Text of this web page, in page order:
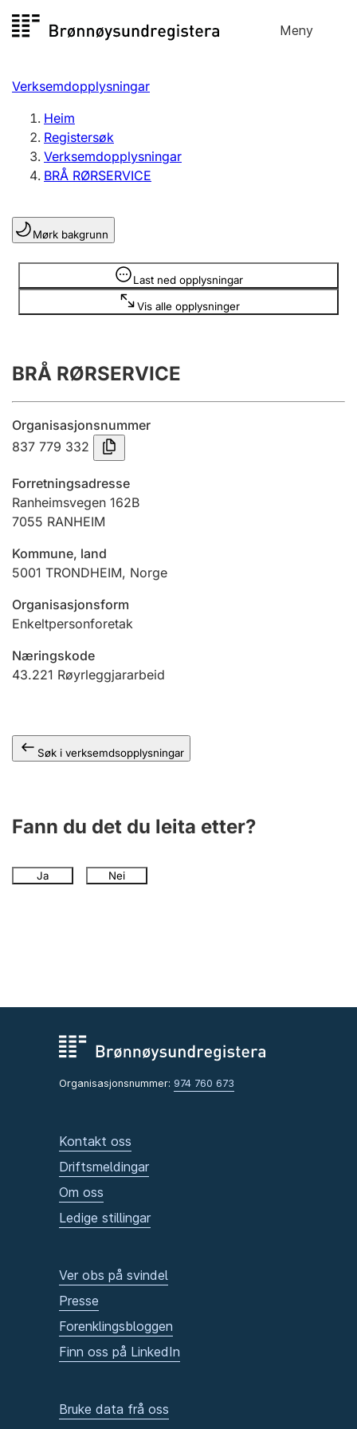
til
Meny
Registersøk
Aksjeselskap
Enkeltpersonføretak
Registrere, endre, slette
Lag og foreining
Registrere, endre, slette
Årsrekneskap
Innsending og forseinkingsgebyr
Tinglysing
Jeger
Ektepaktrettleiaren
Andre tema
Verksemdopplysningar
Heim
Registersøk
Verksemdopplysningar
BRÅ RØRSERVICE
Mørk bakgrunn
Last ned opplysningar
Vis alle opplysninger
Opplysninger er skjult
BRÅ RØRSERVICE
Organisasjonsnummer
837 779 332
Forretningsadresse
Ranheimsvegen 162B
7055 RANHEIM
Kommune, land
5001 TRONDHEIM, Norge
Organisasjonsform
Enkeltpersonforetak
Næringskode
43.221 Røyrleggjararbeid
Søk i verksemdsopplysningar
Fann du det du leita etter?
Ja Nei
Organisasjonsnummer: 974 760 673
Kontakt oss
Driftsmeldingar
Om oss
Ledige stillingar
Ver obs på svindel
Presse
Forenklingsbloggen
Finn oss på LinkedIn
Bruke data frå oss